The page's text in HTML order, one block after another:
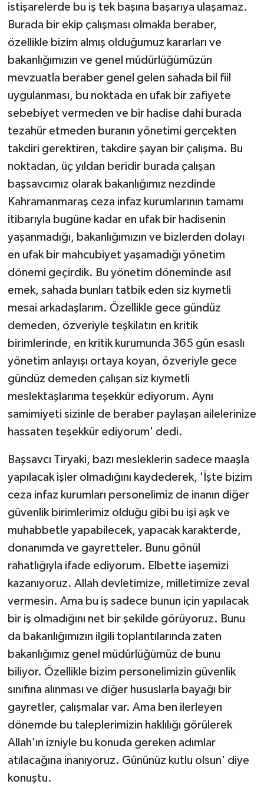
istişarelerde bu iş tek başına başarıya ulaşamaz.
Burada bir ekip çalışması olmakla beraber,
özellikle bizim almış olduğumuz kararları ve
bakanlığımızın ve genel müdürlüğümüzün
mevzuatla beraber genel gelen sahada bil fiil
uygulanması, bu noktada en ufak bir zafiyete
sebebiyet vermeden ve bir hadise dahi burada
tezahür etmeden buranın yönetimi gerçekten
takdiri gerektiren, takdire şayan bir çalışma. Bu
noktadan, üç yıldan beridir burada çalışan
başsavcımız olarak bakanlığımız nezdinde
Kahramanmaraş ceza infaz kurumlarının tamamı
itibarıyla bugüne kadar en ufak bir hadisenin
yaşanmadığı, bakanlığımızın ve bizlerden dolayı
en ufak bir mahcubiyet yaşamadığı yönetim
dönemi geçirdik. Bu yönetim döneminde asıl
emek, sahada bunları tatbik eden siz kıymetli
mesai arkadaşlarım. Özellikle gece gündüz
demeden, özveriyle teşkilatın en kritik
birimlerinde, en kritik kurumunda 365 gün esaslı
yönetim anlayışı ortaya koyan, özveriyle gece
gündüz demeden çalışan siz kıymetli
meslektaşlarıma teşekkür ediyorum. Aynı
samimiyeti sizinle de beraber paylaşan ailelerinize
hassaten teşekkür ediyorum' dedi.
Başsavcı Tiryaki, bazı mesleklerin sadece maaşla
yapılacak işler olmadığını kaydederek, 'İşte bizim
ceza infaz kurumları personelimiz de inanın diğer
güvenlik birimlerimiz olduğu gibi bu işi aşk ve
muhabbetle yapabilecek, yapacak karakterde,
donanımda ve gayretteler. Bunu gönül
rahatlığıyla ifade ediyorum. Elbette iaşemizi
kazanıyoruz. Allah devletimize, milletimize zeval
vermesin. Ama bu iş sadece bunun için yapılacak
bir iş olmadığını net bir şekilde görüyoruz. Bunu
da bakanlığımızın ilgili toplantılarında zaten
bakanlığımız genel müdürlüğümüz de bunu
biliyor. Özellikle bizim personelimizin güvenlik
sınıfına alınması ve diğer hususlarla bayağı bir
gayretler, çalışmalar var. Ama ben ilerleyen
dönemde bu taleplerimizin haklılığı görülerek
Allah'ın izniyle bu konuda gereken adımlar
atılacağına inanıyoruz. Gününüz kutlu olsun' diye
konuştu.